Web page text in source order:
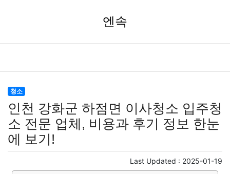
엔속
청소
인천 강화군 하점면 이사청소 입주청
소 전문 업체, 비용과 후기 정보 한눈
에 보기!
Last Updated : 2025-01-19